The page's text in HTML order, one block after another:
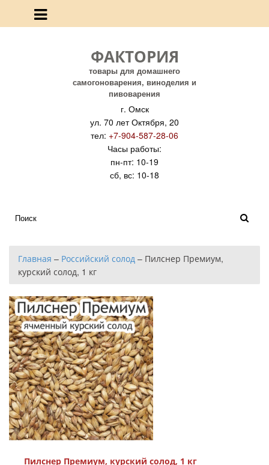
ФАКТОРИЯ
товары для домашнего
самогоноварения, виноделия и
пивоварения
г. Омск
ул. 70 лет Октября, 20
тел: +7-904-587-28-06
Часы работы:
пн-пт: 10-19
сб, вс: 10-18
Главная – Российский солод – Пилснер Премиум,
курский солод, 1 кг
Пилснер Премиум, курский солод, 1 кг